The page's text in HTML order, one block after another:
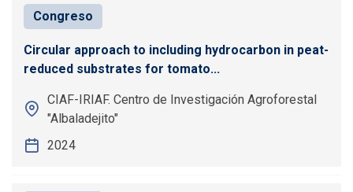
Congreso
Circular approach to including hydrocarbon in peat-
reduced substrates for tomato...
CIAF-IRIAF. Centro de Investigación Agroforestal
"Albaladejito"
2024